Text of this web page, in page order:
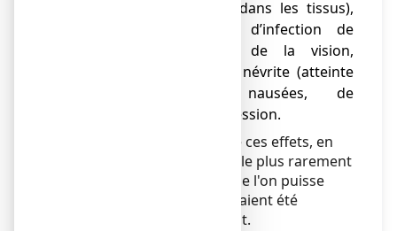
(infiltration de liquide dans les tissus),
d’altération du goût, d’infection de
l'oreille, de troubles de la vision,
d’irritation oculaire, de névrite (atteinte
d'un nerf), de nausées, de
vomissements, de dépression.
Il faut cependant noter que ces effets, en
particulier ceux qui ont été le plus rarement
rapportés, l'ont été sans que l'on puisse
formellement établir qu'ils aient été
provoqués par le traitement.